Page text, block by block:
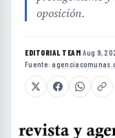
oposición.
EDITORIAL TEAM·Aug 9,
Fuente: